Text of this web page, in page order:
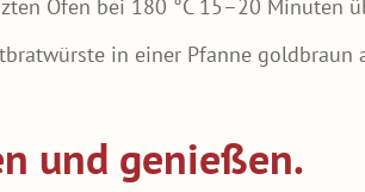
Ofen bei 180 °C 15–20 Minuten
in einer Pfanne goldbraun
und genießen.